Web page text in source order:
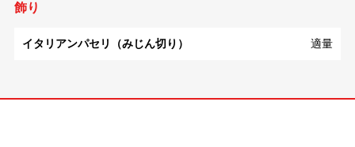
飾り
イタリアンパセリ（みじん切り） 適量